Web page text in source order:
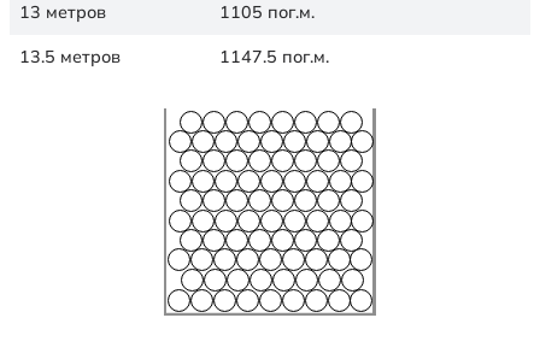
13 метров 1105 пог.м.
13.5 метров 1147.5 пог.м.